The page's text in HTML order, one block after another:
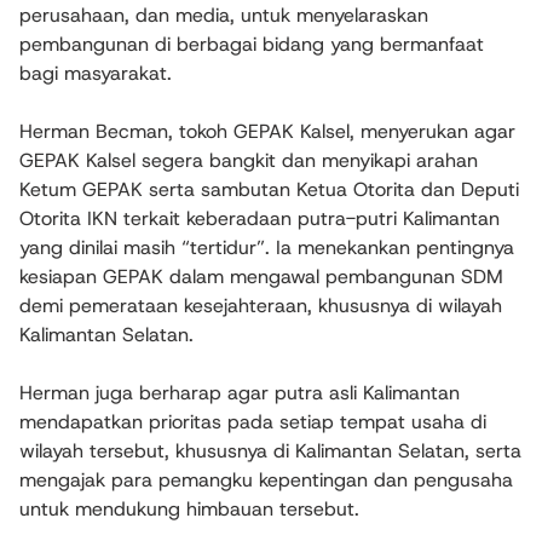
perusahaan, dan media, untuk menyelaraskan
pembangunan di berbagai bidang yang bermanfaat
bagi masyarakat.
Herman Becman, tokoh GEPAK Kalsel, menyerukan agar
GEPAK Kalsel segera bangkit dan menyikapi arahan
Ketum GEPAK serta sambutan Ketua Otorita dan Deputi
Otorita IKN terkait keberadaan putra-putri Kalimantan
yang dinilai masih “tertidur”. Ia menekankan pentingnya
kesiapan GEPAK dalam mengawal pembangunan SDM
demi pemerataan kesejahteraan, khususnya di wilayah
Kalimantan Selatan.
Herman juga berharap agar putra asli Kalimantan
mendapatkan prioritas pada setiap tempat usaha di
wilayah tersebut, khususnya di Kalimantan Selatan, serta
mengajak para pemangku kepentingan dan pengusaha
untuk mendukung himbauan tersebut.